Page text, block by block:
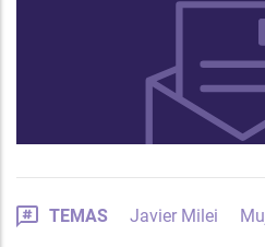
TEMAS Javier Milei